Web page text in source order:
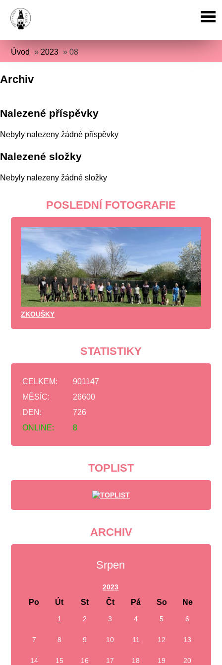
Úvod » 2023 »08
Archiv
Nalezené příspěvky
Nebyly nalezeny žádné příspěvky
Nalezené složky
Nebyly nalezeny žádné složky
POSLEDNÍ FOTOGRAFIE
ZKOUŠKY
STATISTIKY
ONLINE: 8
CELKEM:
901147
MĚSÍC:
26600
DEN:
726
TOPLIST
ARCHIV
Srpen
2023
Po Út St Čt Pá So Ne
1 2 3 4 5 6
7 8 9 10 11 12 13
14 15 16 17 18 19 20